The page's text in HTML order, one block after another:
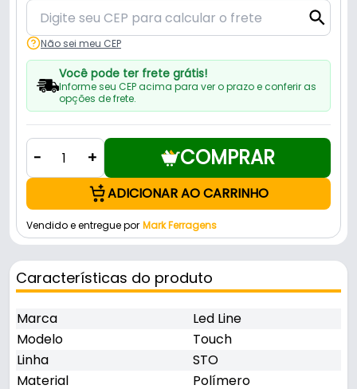
Não sei meu CEP
Você pode ter frete grátis!
Informe seu CEP acima para ver o prazo e conferir as
opções de frete.
- + COMPRAR
ADICIONAR AO CARRINHO
Vendido e entregue por Mark Ferragens
Características do produto
Marca
Led Line
Modelo
Touch
Linha
STO
Material
Polímero